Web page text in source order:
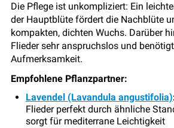
Die Pflege ist unkompliziert: Ein
der Hauptblüte fördert die Nachblüte
kompakten, dichten Wuchs. Darüber
Flieder sehr anspruchslos und
Aufmerksamkeit.
Empfohlene Pflanzpartner:
Lavendel (Lavandula angustifolia)
Flieder perfekt durch ähnliche
sorgt für mediterrane Leichtigkeit